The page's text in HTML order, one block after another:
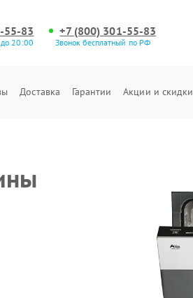
55-83
20:00
+7 (800) 301-55-83
Звонок бесплатный по РФ
Доставка Гарантии Акции и скидки